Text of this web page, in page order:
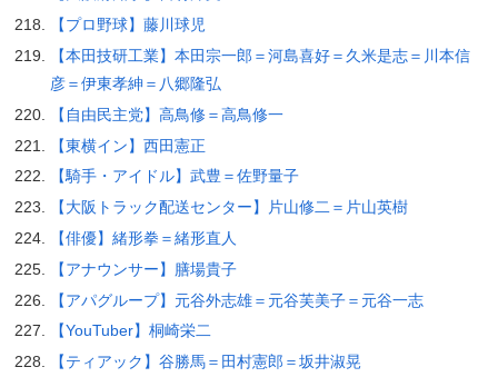
【プロ野球】藤川球児
【本田技研工業】本田宗一郎＝河島喜好＝久米是志＝川本信
彦＝伊東孝紳＝八郷隆弘
【自由民主党】高鳥修＝高鳥修一
【東横イン】西田憲正
【騎手・アイドル】武豊＝佐野量子
【大阪トラック配送センター】片山修二＝片山英樹
【俳優】緒形拳＝緒形直人
【アナウンサー】膳場貴子
【アパグループ】元谷外志雄＝元谷芙美子＝元谷一志
【YouTuber】桐崎栄二
【ティアック】谷勝馬＝田村憲郎＝坂井淑晃